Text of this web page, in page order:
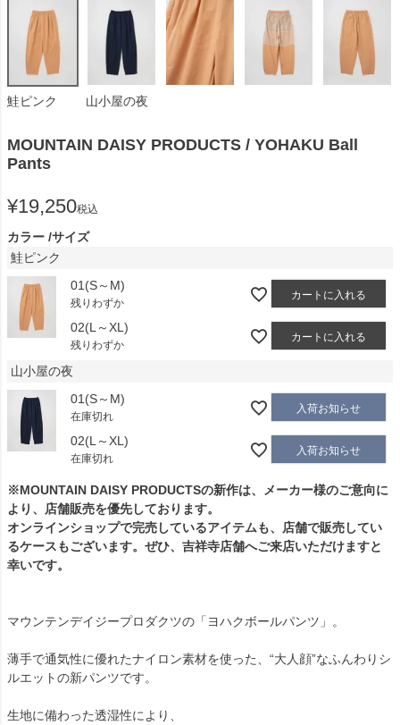
鮭ピンク 山小屋の夜
MOUNTAIN DAISY PRODUCTS / YOHAKU Ball
Pants
¥19,250税込
カラー サイズ
鮭ピンク
01(S～M)
残りわずか
カートに入れる
02(L～XL)
残りわずか
カートに入れる
山小屋の夜
01(S～M)
在庫切れ
入荷お知らせ
02(L～XL)
在庫切れ
入荷お知らせ
※MOUNTAIN DAISY PRODUCTSの新作は、メーカー様のご意向に
より、店舗販売を優先しております。
オンラインショップで完売しているアイテムも、店舗で販売してい
るケースもございます。ぜひ、吉祥寺店舗へご来店いただけますと
幸いです。
マウンテンデイジープロダクツの「ヨハクボールパンツ」。
薄手で通気性に優れたナイロン素材を使った、“大人顔”なふんわりシ
ルエットの新パンツです。
生地に備わった透湿性により、